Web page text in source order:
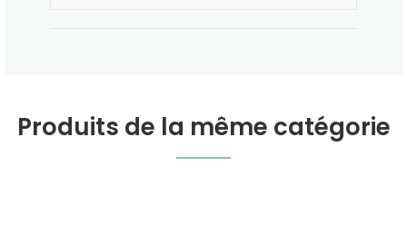
Produits de la même catégorie